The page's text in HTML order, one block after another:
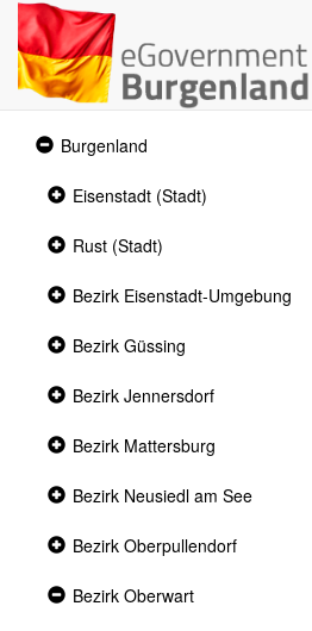
Expanded
section
Burgenland
Collapsed
Eisenstadt (Stadt)
Collapsed
section
Rust (Stadt)
Collapsed
Bezirk Eisenstadt-Umgebung
Collapsed
Bezirk Güssing
Collapsed
Bezirk Jennersdorf
Collapsed
Bezirk Mattersburg
Collapsed
Bezirk Neusiedl am See
Collapsed
Bezirk Oberpullendorf
Expanded
Bezirk Oberwart